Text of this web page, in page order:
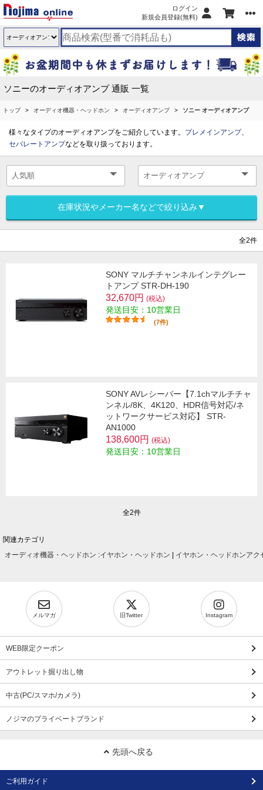
ログイン
新規会員登録(無料)
ソニーのオーディオアンプ 通販 一覧
トップ オーディオ機器・ヘッドホン オーディオアンプ ソニー オーディオアンプ
様々なタイプのオーディオアンプをご紹介しています。 プレメインアンプ、
セパレートアンプなどを取り扱っております。
在庫状況やメーカー名などで絞り込み▼
全2件
SONY マルチチャンネルインテグレー
トアンプ STR-DH-190
32,670円 (税込)
発送目安：10営業日
(7件)
SONY AVレシーバー【7.1chマルチチャ
ンネル/8K、4K120、HDR信号対応/ネ
ットワークサービス対応】 STR-
AN1000
138,600円 (税込)
発送目安：10営業日
全2件
関連カテゴリ
オーディオ機器・ヘッドホン :イヤホン・ヘッドホン イヤホン・ヘッドホンアク
メルマガ 旧Twitter Instagram
WEB限定クーポン
アウトレット掘り出し物
中古(PC/スマホ/カメラ)
ノジマのプライベートブランド
先頭へ戻る
ご利用ガイド